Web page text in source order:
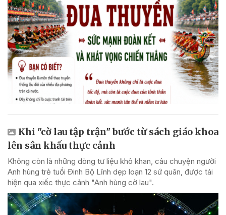
Khi "cờ lau tập trận" bước từ sách giáo khoa
lên sân khấu thực cảnh
Không còn là những dòng tư liệu khô khan, câu chuyện người
Anh hùng trẻ tuổi Đinh Bộ Lĩnh dẹp loạn 12 sứ quân, được tái
hiện qua xiếc thực cảnh "Anh hùng cờ lau".